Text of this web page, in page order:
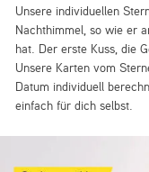
Unsere individuellen
Nachthimmel, so wie er
hat. Der erste Kuss, die
Unsere Karten vom
Datum individuell
einfach für dich selbst.